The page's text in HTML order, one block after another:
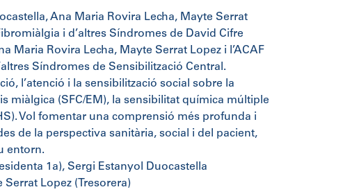
Ana Maria Rovira Lecha, Mayte Serrat
i d’altres Síndromes de David Cifre
Maria Rovira Lecha, Mayte Serrat Lopez i l’ACAF
Síndromes de Sensibilització Central.
l’atenció i la sensibilització social sobre la
miàlgica (SFC/EM), la sensibilitat química múltiple
Vol fomentar una comprensió més profunda i
de la perspectiva sanitària, social i del pacient,
entorn.
1a), Sergi Estanyol Duocastella
Serrat Lopez (Tresorera)